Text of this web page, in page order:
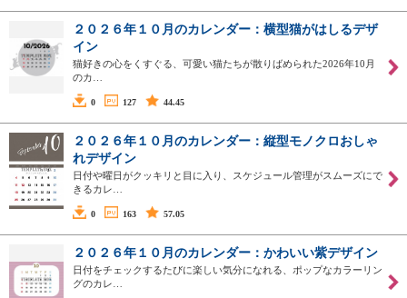
２０２６年１０月のカレンダー：横型猫がはしるデザ
イン
猫好きの心をくすぐる、可愛い猫たちが散りばめられた2026年10月
のカ…
0 127 44.45
２０２６年１０月のカレンダー：縦型モノクロおしゃ
れデザイン
日付や曜日がクッキリと目に入り、スケジュール管理がスムーズにで
きるカレ…
0 163 57.05
２０２６年１０月のカレンダー：かわいい紫デザイン
日付をチェックするたびに楽しい気分になれる、ポップなカラーリン
グのカレ…